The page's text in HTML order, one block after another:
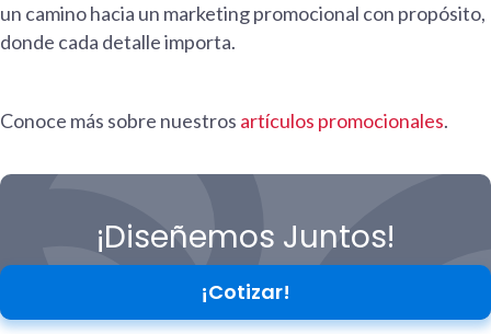
un camino hacia un marketing promocional con propósito,
donde cada detalle importa.
Conoce más sobre nuestros artículos promocionales.
¡Diseñemos Juntos!
¡Cotizar!